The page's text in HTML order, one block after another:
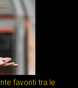
favoriti tra le